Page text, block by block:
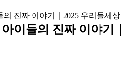
이들의 진짜 이야기｜